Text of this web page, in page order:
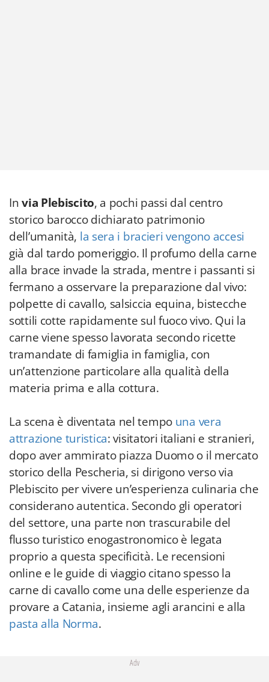
Invia Plebiscito, a pochi passi dal centro
storico barocco dichiarato patrimonio
dell’umanità, la sera i bracieri vengono accesi
già dal tardo pomeriggio. Il profumo della carne
alla brace invade la strada, mentre i passanti si
fermano a osservare la preparazione dal vivo:
polpette di cavallo, salsiccia equina, bistecche
sottili cotte rapidamente sul fuoco vivo. Qui la
carne viene spesso lavorata secondo ricette
tramandate di famiglia in famiglia, con
un’attenzione particolare alla qualità della
materia prima e alla cottura.
La scena è diventata nel tempo una vera
attrazione turistica: visitatori italiani e stranieri,
dopo aver ammirato piazza Duomo o il mercato
storico della Pescheria, si dirigono verso via
Plebiscito per vivere un’esperienza culinaria che
considerano autentica. Secondo gli operatori
del settore, una parte non trascurabile del
flusso turistico enogastronomico è legata
proprio a questa specificità. Le recensioni
online e le guide di viaggio citano spesso la
carne di cavallo come una delle esperienze da
provare a Catania, insieme agli arancini e alla
pasta alla Norma.
Adv